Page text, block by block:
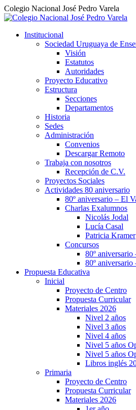
Colegio Nacional José Pedro Varela
Institucional
Sociedad Uruguaya de
Visión
Estatutos
Autoridades
Proyecto Educativo
Estructura
Secciones
Departamentos
Historia
Sedes
Administración
Convenios
Descargar Remoto
Trabaja con nosotros
Recepción de C.V.
Proyectos Sociales
Actividades 80 aniversario
80º aniversario – El
Charlas Exalumnos
Nicolás Jodal
Lucía Casal
Patricia Kramer
Concursos
80º
80º
Propuesta Educativa
Inicial
Proyecto de Centro
Propuesta Curricular
Materiales 2026
Nivel 2 años
Nivel 3 años
Nivel 4 años
Nivel 5 años
Nivel 5 años
Libros inglés
Primaria
Proyecto de Centro
Propuesta Curricular
Materiales 2026